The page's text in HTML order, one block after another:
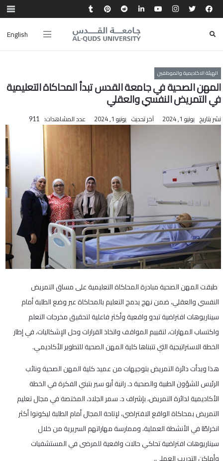
English
الهيئة الاكاديمية والموظفين
المهن الصحية في جامعة القدس تبدأ المحاكاة التعليمية
في التمريض النفسي والعقلي
نشر بتاريخ يونيو 1, 2024 آخر تحديث يونيو 1, 2024 عدد المشاهدات: 911
طبقت المهن الصحية مبادرة المحاكاة التعليمية على مساق التمريض
النفسي والعقلي، ضمن نهج يدمج التعليم بالمحاكاة عبر وضع الطلبة أمام
سيناريوهات افتراضية تبدو واقعية وأكثر فاعلية لتحقيق مخرجات التعلم
واكتساب المهارات، لتقييم المواقف واتخاذ القرارات وحل الإشكاليات، في إطار
الخطة الاستراتيجية التي تتبناها كلية المهن الصحية للتطوير الأكاديمي.
هذا وبدأت دائرة التمريض بتوجيهات من عميد كلية المهن الصحية ونائب
الرئيس للشؤون الطبية والصحية د. رانية أبو سير بتبني الفكرة في الخطة
الأكاديمية لدائرة التمريض، بإشراف د. سمر الجلاد، المختصة في مجال تعليم
التمريض بمحاكاة الواقع الافتراضي، لإتاحة المجال أمام الطلبة ليكونوا أكثر
انخراطًا في الأنشطة العملية، وممارسة مهاراتهم السريرية من خلال
سيناريوهات افتراضية تحاكي حالات واقعية للمرضى في المستشفيات